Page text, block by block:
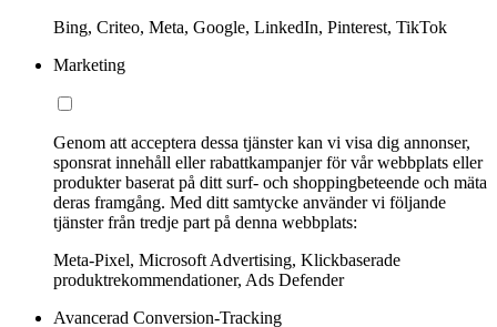
Bing, Criteo, Meta, Google, LinkedIn, Pinterest, TikTok
Marketing
Genom att acceptera dessa tjänster kan vi visa dig annonser,
sponsrat innehåll eller rabattkampanjer för vår webbplats eller
produkter baserat på ditt surf- och shoppingbeteende och mäta
deras framgång. Med ditt samtycke använder vi följande
tjänster från tredje part på denna webbplats:
Meta-Pixel, Microsoft Advertising, Klickbaserade
produktrekommendationer, Ads Defender
Avancerad Conversion-Tracking